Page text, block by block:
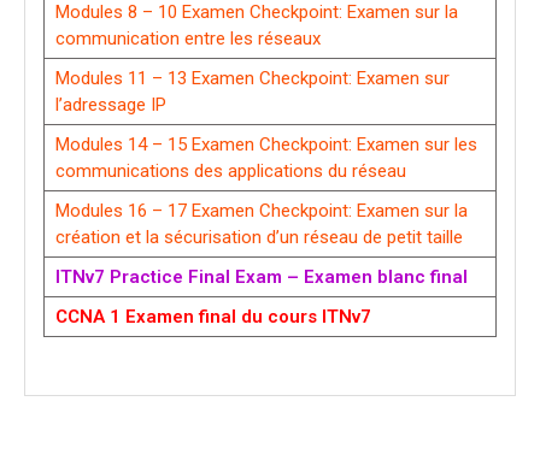
Modules 8 – 10 Examen Checkpoint: Examen sur la
communication entre les réseaux
Modules 11 – 13 Examen Checkpoint: Examen sur
l’adressage IP
Modules 14 – 15 Examen Checkpoint: Examen sur les
communications des applications du réseau
Modules 16 – 17 Examen Checkpoint: Examen sur la
création et la sécurisation d’un réseau de petit taille
ITNv7 Practice Final Exam – Examen blanc final
CCNA 1 Examen final du cours ITNv7